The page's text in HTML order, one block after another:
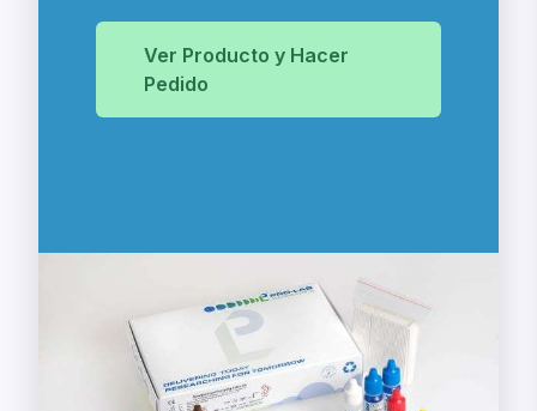
Ver Producto y Hacer
Pedido